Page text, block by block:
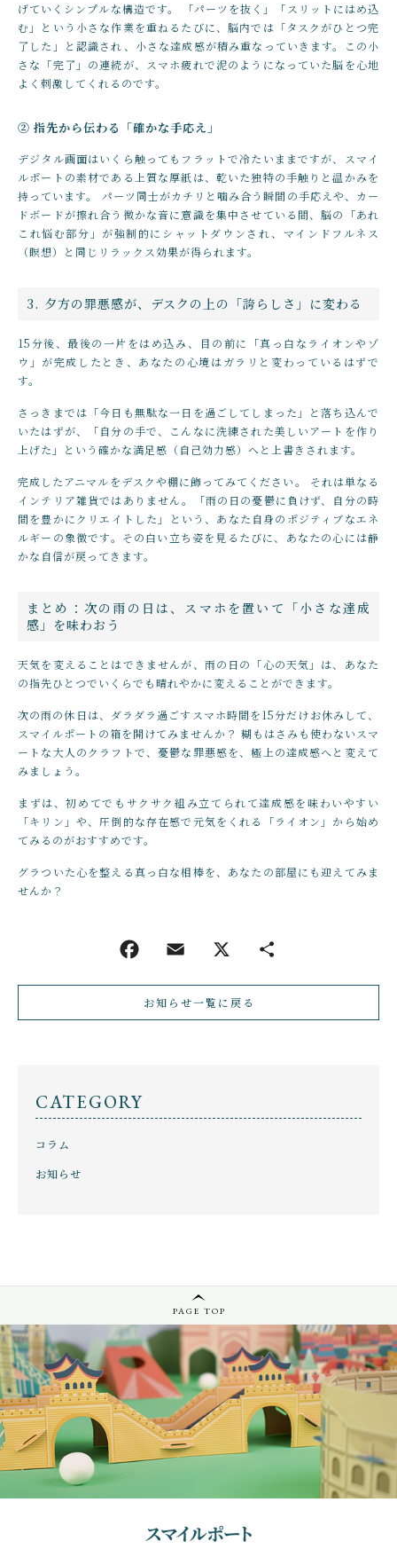
げていくシンプルな構造です。 「パーツを抜く」「スリットにはめ込
む」という小さな作業を重ねるたびに、脳内では「タスクがひとつ完
了した」と認識され、小さな達成感が積み重なっていきます。この小
さな「完了」の連続が、スマホ疲れで泥のようになっていた脳を心地
よく刺激してくれるのです。
② 指先から伝わる「確かな手応え」
デジタル画面はいくら触ってもフラットで冷たいままですが、スマイ
ルポートの素材である上質な厚紙は、乾いた独特の手触りと温かみを
持っています。 パーツ同士がカチリと噛み合う瞬間の手応えや、カー
ドボードが擦れ合う微かな音に意識を集中させている間、脳の「あれ
これ悩む部分」が強制的にシャットダウンされ、マインドフルネス
（瞑想）と同じリラックス効果が得られます。
3. 夕方の罪悪感が、デスクの上の「誇らしさ」に変わる
15分後、最後の一片をはめ込み、目の前に「真っ白なライオンやゾ
ウ」が完成したとき、あなたの心境はガラリと変わっているはずで
す。
さっきまでは「今日も無駄な一日を過ごしてしまった」と落ち込んで
いたはずが、「自分の手で、こんなに洗練された美しいアートを作り
上げた」という確かな満足感（自己効力感）へと上書きされます。
完成したアニマルをデスクや棚に飾ってみてください。 それは単なる
インテリア雑貨ではありません。「雨の日の憂鬱に負けず、自分の時
間を豊かにクリエイトした」という、あなた自身のポジティブなエネ
ルギーの象徴です。その白い立ち姿を見るたびに、あなたの心には静
かな自信が戻ってきます。
まとめ：次の雨の日は、スマホを置いて「小さな達成
感」を味わおう
天気を変えることはできませんが、雨の日の「心の天気」は、あなた
の指先ひとつでいくらでも晴れやかに変えることができます。
次の雨の休日は、ダラダラ過ごすスマホ時間を15分だけお休みして、
スマイルポートの箱を開けてみませんか？ 糊もはさみも使わないスマ
ートな大人のクラフトで、憂鬱な罪悪感を、極上の達成感へと変えて
みましょう。
まずは、初めてでもサクサク組み立てられて達成感を味わいやすい
「キリン」や、圧倒的な存在感で元気をくれる「ライオン」から始め
てみるのがおすすめです。
グラついた心を整える真っ白な相棒を、あなたの部屋にも迎えてみま
せんか？
お知らせ一覧に戻る
CATEGORY
コラム
お知らせ
PAGE TOP